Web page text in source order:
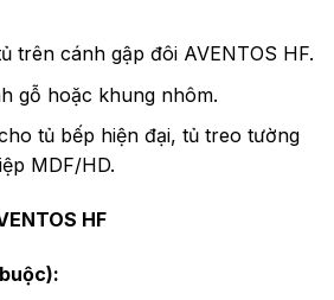
trên cánh gập đôi AVENTOS HF.
gỗ hoặc khung nhôm.
tủ bếp hiện đại, tủ treo tường
MDF/HD.
HF